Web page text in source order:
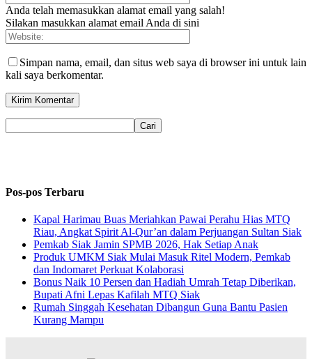
Anda telah memasukkan alamat email yang salah!
Silakan masukkan alamat email Anda di sini
Simpan nama, email, dan situs web saya di browser ini untuk lain
kali saya berkomentar.
Pos-pos Terbaru
Kapal Harimau Buas Meriahkan Pawai Perahu Hias MTQ
Riau, Angkat Spirit Al-Qur’an dalam Perjuangan Sultan Siak
Pemkab Siak Jamin SPMB 2026, Hak Setiap Anak
Produk UMKM Siak Mulai Masuk Ritel Modern, Pemkab
dan Indomaret Perkuat Kolaborasi
Bonus Naik 10 Persen dan Hadiah Umrah Tetap Diberikan,
Bupati Afni Lepas Kafilah MTQ Siak
Rumah Singgah Kesehatan Dibangun Guna Bantu Pasien
Kurang Mampu